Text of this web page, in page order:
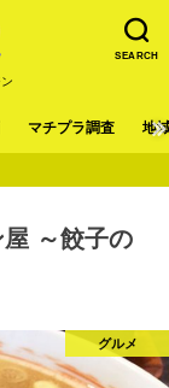
SEARCH
マチプラ調査 地
～餃子の
グルメ